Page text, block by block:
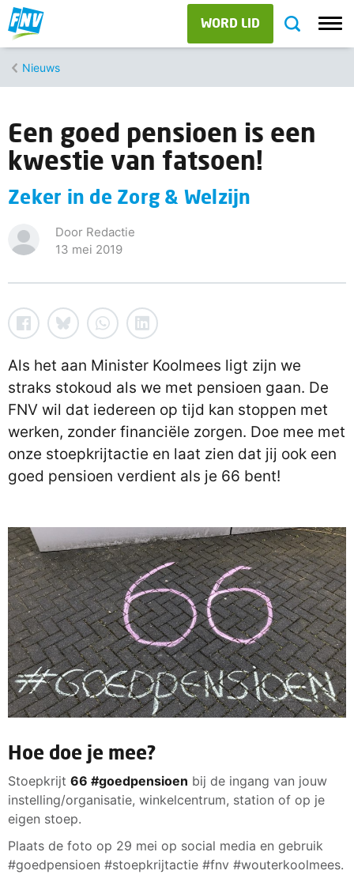
WORD LID
Nieuws
Een goed pensioen is een
kwestie van fatsoen!
Zeker in de Zorg & Welzijn
Door Redactie
13 mei 2019
Als het aan Minister Koolmees ligt zijn we
straks stokoud als we met pensioen gaan. De
FNV wil dat iedereen op tijd kan stoppen met
werken, zonder financiële zorgen. Doe mee met
onze stoepkrijtactie en laat zien dat jij ook een
goed pensioen verdient als je 66 bent!
Hoe doe je mee?
Stoepkrijt 66 #goedpensioen bij de ingang van jouw
instelling/organisatie, winkelcentrum, station of op je
eigen stoep.
Plaats de foto op 29 mei op social media en gebruik
#goedpensioen #stoepkrijtactie #fnv #wouterkoolmees.